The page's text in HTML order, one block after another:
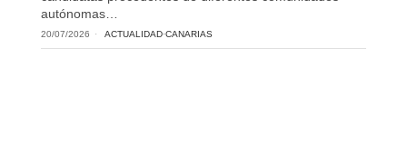
autónomas…
20/07/2026 ACTUALIDAD·CANARIAS